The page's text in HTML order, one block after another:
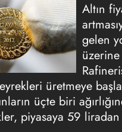
Altın
gelen
üretmeye
üçte biri
piyasaya 59